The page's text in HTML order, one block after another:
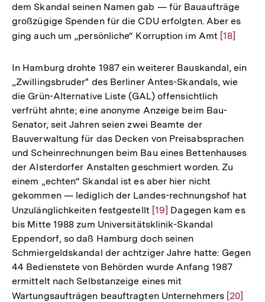
dem Skandal seinen Namen gab — für Bauaufträge
großzügige Spenden für die CDU erfolgten. Aber es
ging auch um „persönliche“ Korruption im Amt Zur
der
Fußnote
[18]
In Hamburg drohte 1987 ein weiterer Bauskandal, ein
„Zwillingsbruder" des Berliner Antes-Skandals, wie
die Grün-Alternative Liste (GAL) offensichtlich
verfrüht ahnte; eine anonyme Anzeige beim Bau-
Senator, seit Jahren seien zwei Beamte der
Bauverwaltung für das Decken von Preisabsprachen
und Scheinrechnungen beim Bau eines Bettenhauses
der Alsterdorfer Anstalten geschmiert worden. Zu
einem „echten“ Skandal ist es aber hier nicht
gekommen — lediglich der Landes-rechnungshof hat
Unzulänglichkeiten festgestellt Zur
Auflösung
der
Fußnote
[19] Dagegen kam es
bis Mitte 1988 zum Universitätsklinik-Skandal
Eppendorf, so daß Hamburg doch seinen
Schmiergeldskandal der achtziger Jahre hatte: Gegen
44 Bedienstete von Behörden wurde Anfang 1987
ermittelt nach Selbstanzeige eines mit
Wartungsaufträgen beauftragten Unternehmers Zur
[20]